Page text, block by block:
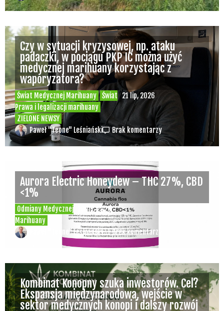
Świat Medycznej Marihuany
Świat
Prawa i legalizacji marihuany
ZIELONE NEWSY
21 lip, 2026
Czy w sytuacji kryzysowej, np. ataku
padaczki, w pociągu PKP IC można użyć
medycznej marihuany korzystając z
waporyzatora?
Paweł "Teone" Leśniański Brak komentarzy
Odmiany Medycznej
Marihuany
20 lip, 2026
Aurora Electric Honeydew – THC 27%, CBD
<1%
Paweł "Teone" Leśniański Brak komentarzy
Kombinat Konopny szuka inwestorów. Cel?
Ekspansja międzynarodowa, wejście w
sektor medycznych konopi i dalszy rozwój